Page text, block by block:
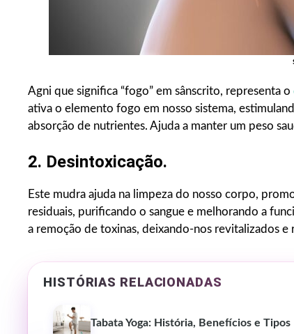
Agni que significa “fogo” em sânscrito, representa o
ativa o elemento fogo em nosso sistema,
absorção de nutrientes. Ajuda a manter um peso
2. Desintoxicação.
Este mudra ajuda na limpeza do nosso corpo,
residuais, purificando o sangue e melhorando a
a remoção de toxinas, deixando-nos revitalizados e
HISTÓRIAS RELACIONADAS
Tabata Yoga: História, Benefícios e Tipos